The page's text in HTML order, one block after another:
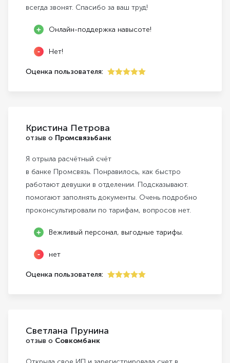
всегда звонят. Спасибо за ваш труд!
Онлайн-поддержка навысоте!
Нет!
Оценка пользователя:
Кристина Петрова
отзыв о Промсвязьбанк
Я отрыла расчётный счёт
в банке Промсвязь. Понравилось, как быстро
работают девушки в отделении. Подсказывают.
помогают заполнять документы. Очень подробно
проконсультировали по тарифам, вопросов нет.
Вежливый персонал, выгодные тарифы.
нет
Оценка пользователя:
Светлана Прунина
отзыв о Совкомбанк